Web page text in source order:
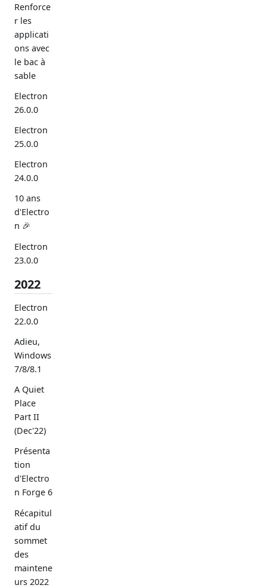
Renforce
r les
applicati
ons avec
le bac à
sable
Electron
26.0.0
Electron
25.0.0
Electron
24.0.0
10 ans
d'Electro
n 🎉
Electron
23.0.0
2022
Electron
22.0.0
Adieu,
Windows
7/8/8.1
A Quiet
Place
Part II
(Dec'22)
Présenta
tion
d'Electro
n Forge 6
Récapitul
atif du
sommet
des
maintene
urs 2022